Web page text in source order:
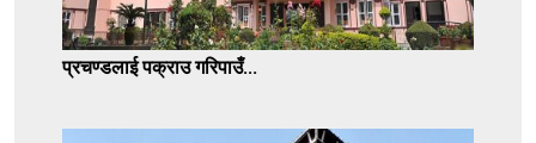
प्रचण्डलाई पक्राउ गरिपाउँ...